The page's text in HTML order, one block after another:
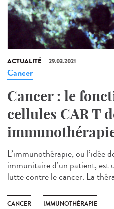
ACTUALITÉ 29.03.2021
Cancer
Cancer : le
cellules CAR T
L’immunothérapie, ou l’idée
immunitaire d’un patient, est
lutte contre le cancer. La
CANCER IMMUNOTHÉRAPIE